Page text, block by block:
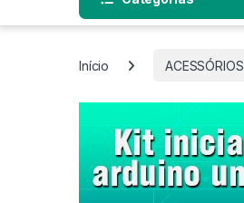
Início ACESSÓRIOS